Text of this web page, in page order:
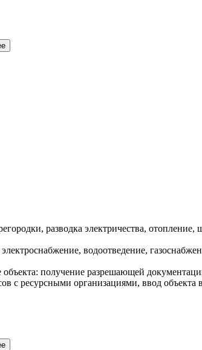
разводка электричества,
водоотведение,
получение разрешающей
с ресурсными организациями, ввод объекта